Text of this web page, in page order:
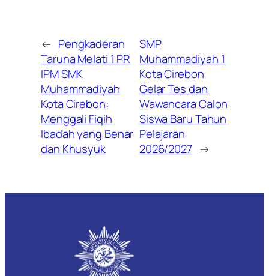
← Pengkaderan
Taruna Melati 1 PR
IPM SMK
Muhammadiyah
Kota Cirebon:
Menggali Fiqih
Ibadah yang Benar
dan Khusyuk
SMP
Muhammadiyah 1
Kota Cirebon
Gelar Tes dan
Wawancara Calon
Siswa Baru Tahun
Pelajaran
2026/2027 →